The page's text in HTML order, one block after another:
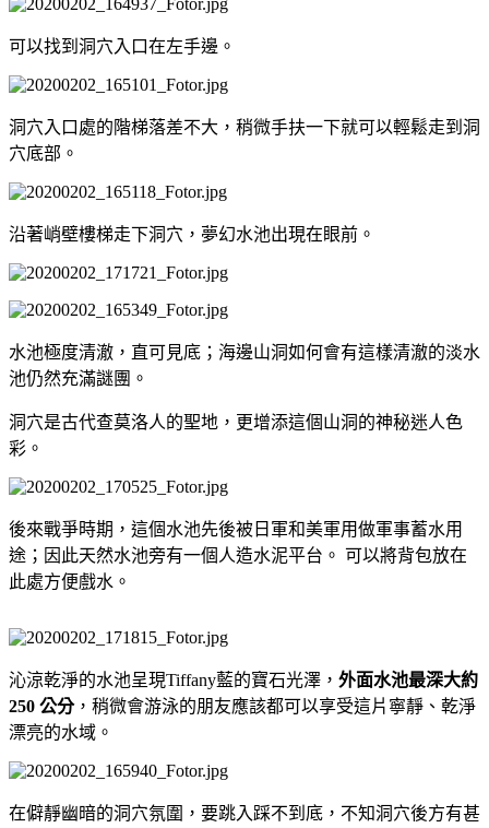
可以找到洞穴入口在左手邊。
洞穴入口處的階梯落差不大，稍微手扶一下就可以輕鬆走到洞
穴底部。
沿著峭壁樓梯走下洞穴，夢幻水池出現在眼前。
水池極度清澈，直可見底；海邊山洞如何會有這樣清澈的淡水
池仍然充滿謎團。
洞穴是古代查莫洛人的聖地，更增添這個山洞的神秘迷人色
彩。
後來戰爭時期，這個水池先後被日軍和美軍用做軍事蓄水用
途；因此天然水池旁有一個人造水泥平台。 可以將背包放在
此處方便戲水。
沁涼乾淨的水池呈現Tiffany藍的寶石光澤， 外面水池最深大約
250 公分，稍微會游泳的朋友應該都可以享受這片寧靜、乾淨
漂亮的水域。
在僻靜幽暗的洞穴氛圍，要跳入踩不到底，不知洞穴後方有甚